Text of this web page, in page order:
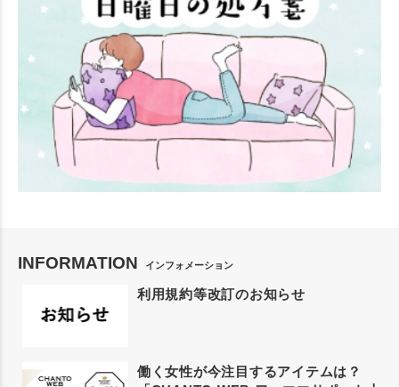
INFORMATION インフォメーション
利用規約等改訂のお知らせ
働く女性が今注目するアイテムは？